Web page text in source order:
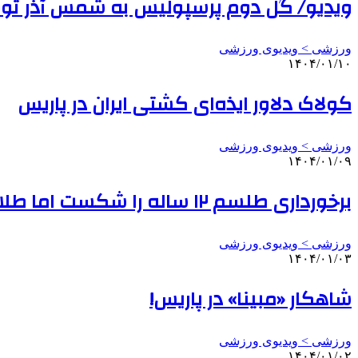
ویدیو/ گل دوم پرسپولیس به شمس آذر
ورزشی > ویدیوی ورزشی
۱۴۰۴/۰۱/۱۰
کولاک دلاور ایذه‌ای کشتی ایران در پاریس
ورزشی > ویدیوی ورزشی
۱۴۰۴/۰۱/۰۹
برخورداری طلسم ۱۲ ساله را شکست اما طلای المپیک نگرفت!
ورزشی > ویدیوی ورزشی
۱۴۰۴/۰۱/۰۳
شاهکار «مبینا» در پاریس!
ورزشی > ویدیوی ورزشی